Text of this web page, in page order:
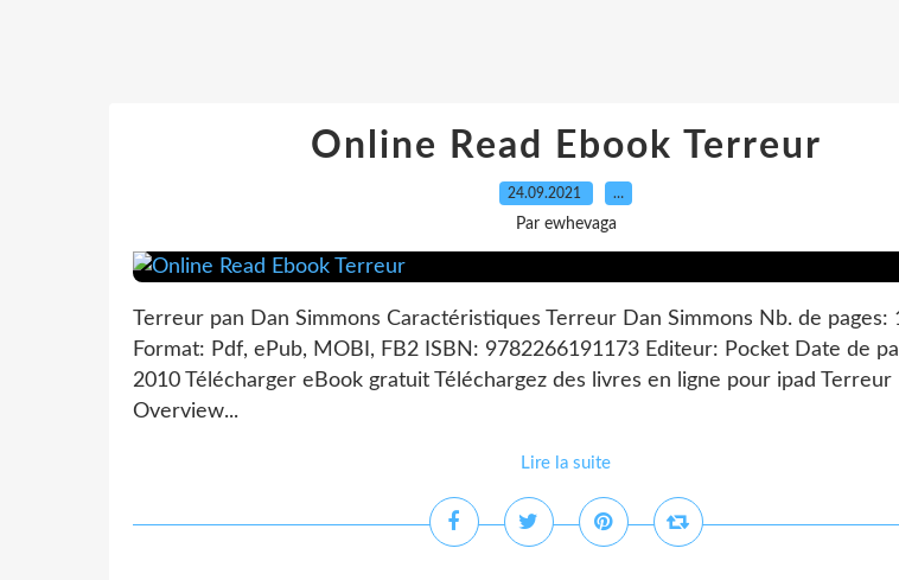
Online Read Ebook Terreur
24.09.2021 …
Par ewhevaga
Terreur pan Dan Simmons Caractéristiques Terreur Dan Simmons Nb. de pages:
Format: Pdf, ePub, MOBI, FB2 ISBN: 9782266191173 Editeur: Pocket Date de
2010 Télécharger eBook gratuit Téléchargez des livres en ligne pour ipad Terreur
Overview...
Lire la suite